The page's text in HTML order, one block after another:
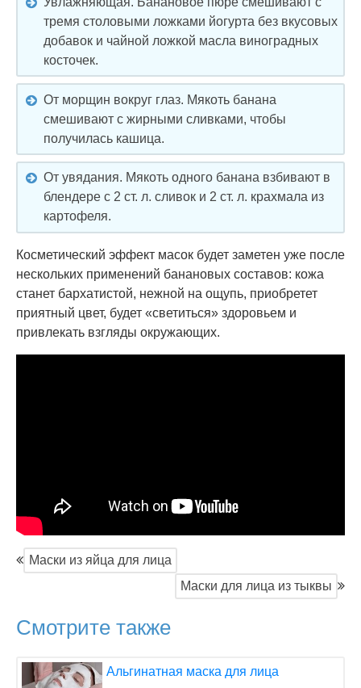
тремя столовыми ложками йогурта без вкусовых
добавок и чайной ложкой масла виноградных
косточек.
От морщин вокруг глаз. Мякоть банана
смешивают с жирными сливками, чтобы
получилась кашица.
От увядания. Мякоть одного банана взбивают в
блендере с 2 ст. л. сливок и 2 ст. л. крахмала из
картофеля.
Косметический эффект масок будет заметен уже после
нескольких применений банановых составов: кожа
станет бархатистой, нежной на ощупь, приобретет
приятный цвет, будет «светиться» здоровьем и
привлекать взгляды окружающих.
Маски из яйца для лица
Маски для лица из тыквы
Смотрите также
Альгинатная маска для лица